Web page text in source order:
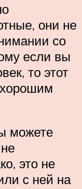
они не
со
если вы
то этот
хорошим
можете
это не
с ней на